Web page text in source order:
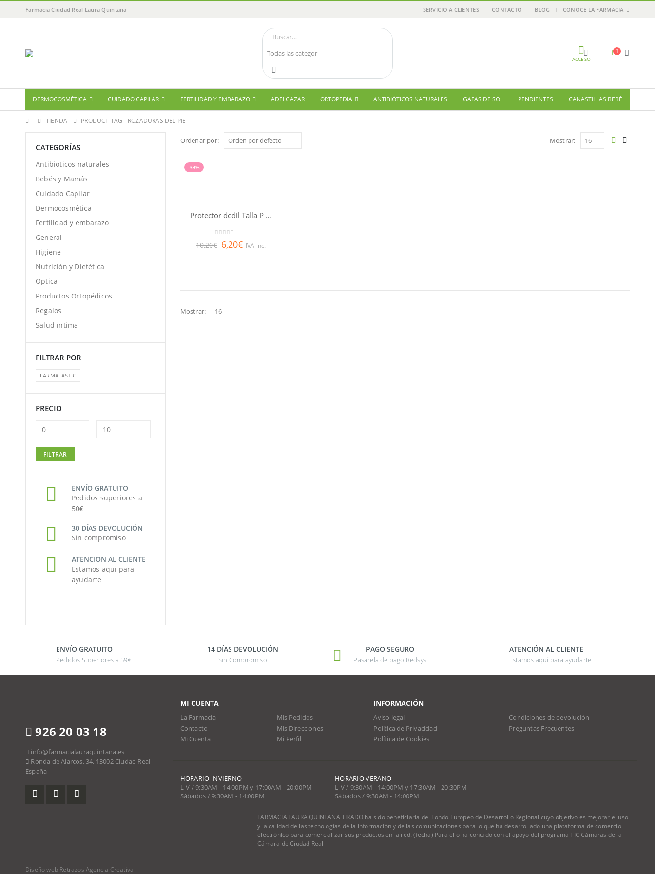
Farmacia Ciudad Real Laura Quintana SERVICIO A CLIENTES CONTACTO BLOG CONOCE LA FARMACIA
ACCESO
DERMOCOSMÉTICA CUIDADO CAPILAR FERTILIDAD Y EMBARAZO ADELGAZAR ORTOPEDIA ANTIBIÓTICOS NATURALES GAFAS DE SOL PENDIENTES CANASTILLAS BEBÉ
TIENDA PRODUCT TAG - ROZADURAS DEL PIE
Ordenar por: Mostrar:
-39%
Protector dedil Talla P Farmalastic
out of 5
10,20€ 6,20€ IVA inc.
Mostrar:
CATEGORÍAS
Antibióticos naturales
Bebés y Mamás
Cuidado Capilar
Dermocosmética
Fertilidad y embarazo
General
Higiene
Nutrición y Dietética
Óptica
Productos Ortopédicos
Regalos
Salud íntima
FILTRAR POR
FARMALASTIC
PRECIO
mínimo
máximo
FILTRAR
ENVÍO GRATUITO
Pedidos superiores a
50€
30 DÍAS DEVOLUCIÓN
Sin compromiso
ATENCIÓN AL CLIENTE
Estamos aquí para
ayudarte
ENVÍO GRATUITO
Pedidos Superiores a 59€
14 DÍAS DEVOLUCIÓN
Sin Compromiso
PAGO SEGURO
Pasarela de pago Redsys
ATENCIÓN AL CLIENTE
Estamos aquí para ayudarte
926 20 03 18
info@farmacialauraquintana.es
Ronda de Alarcos, 34, 13002 Ciudad Real
España
MI CUENTA
La Farmacia
Contacto
Mi Cuenta
Mis Pedidos
Mis Direcciones
Mi Perfil
INFORMACIÓN
Aviso legal
Política de Privacidad
Política de Cookies
Condiciones de devolución
Preguntas Frecuentes
HORARIO INVIERNO
L-V / 9:30AM - 14:00PM y 17:00AM - 20:00PM
Sábados / 9:30AM - 14:00PM
HORARIO VERANO
L-V / 9:30AM - 14:00PM y 17:30AM - 20:30PM
Sábados / 9:30AM - 14:00PM
FARMACIA LAURA QUINTANA TIRADO ha sido beneficiaria del Fondo Europeo de Desarrollo Regional cuyo objetivo es mejorar el uso
y la calidad de las tecnologías de la información y de las comunicaciones para lo que ha desarrollado una plataforma de comercio
electrónico para comercializar sus productos en la red. (fecha) Para ello ha contado con el apoyo del programa TIC Cámaras de la
Cámara de Ciudad Real
Diseño web Retrazos Agencia Creativa